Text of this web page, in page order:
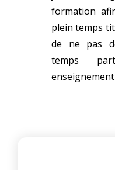
formation
plein temps
de ne pas
temps